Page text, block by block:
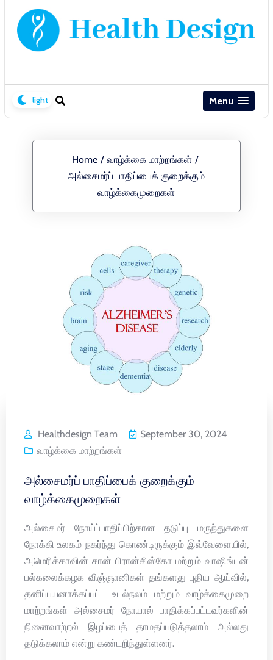
Menu
Home / வாழ்க்கை மாற்றங்கள் /
அல்சைமர்ப் பாதிப்பைக் குறைக்கும்
வாழ்க்கைமுறைகள்
Healthdesign Team
September 30, 2024
வாழ்க்கை மாற்றங்கள்
அல்சைமர்ப் பாதிப்பைக் குறைக்கும்
வாழ்க்கைமுறைகள்
அல்சைமர் நோய்ப்பாதிப்பிற்கான தடுப்பு மருந்துகளை
நோக்கி உலகம் நகர்ந்து கொண்டிருக்கும் இவ்வேளையில்,
அமெரிக்காவின் சான் பிரான்சிஸ்கோ மற்றும் வாஷிங்டன்
பல்கலைக்கழக விஞ்ஞானிகள் தங்களது புதிய ஆய்வில்,
தனிப்பயனாக்கப்பட்ட உடல்நலம் மற்றும் வாழ்க்கைமுறை
மாற்றங்கள் அல்சைமர் நோயால் பாதிக்கப்பட்டவர்களின்
நினைவாற்றல் இழப்பைத் தாமதப்படுத்தலாம் அல்லது
தடுக்கலாம் என்று கண்டறிந்துள்ளனர்.